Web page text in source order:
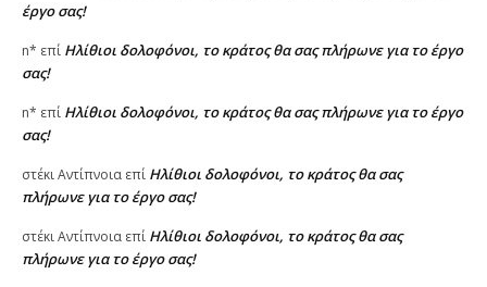
έργο σας!
n* επί Ηλίθιοι δολοφόνοι, το κράτος θα σας πλήρωνε για το έργο
σας!
n* επί Ηλίθιοι δολοφόνοι, το κράτος θα σας πλήρωνε για το έργο
σας!
στέκι Αντίπνοια επί Ηλίθιοι δολοφόνοι, το κράτος θα σας
πλήρωνε για το έργο σας!
στέκι Αντίπνοια επί Ηλίθιοι δολοφόνοι, το κράτος θα σας
πλήρωνε για το έργο σας!